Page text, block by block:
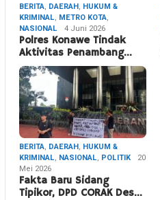
BERITA, DAERAH, HUKUM &
KRIMINAL, METRO KOTA,
NASIONAL
4 Juni 2026
Polres Konawe Tindak
Aktivitas Penambang…
BERITA, DAERAH, HUKUM &
KRIMINAL, NASIONAL, POLITIK
20
Mei 2026
Fakta Baru Sidang
Tipikor, DPD CORAK Des…